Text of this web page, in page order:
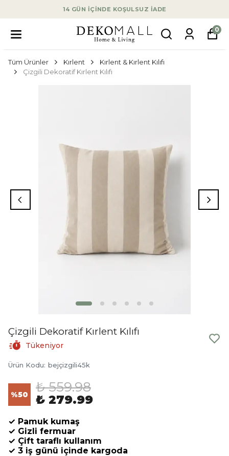
14 GÜN İÇİNDE KOŞULSUZ İADE
0
Tüm Ürünler Kırlent
Kırlent & Kırlent Kılıfı
Çizgili Dekoratif Kırlent Kılıfı
Çizgili Dekoratif Kırlent Kılıfı
Tükeniyor
Ürün Kodu: bejçizgili45k
%50 ₺ 559.98
₺ 279.99
✓ Pamuk kumaş
✓ Gizli fermuar
✓ Çift taraflı kullanım
✓ 3 iş günü içinde kargoda